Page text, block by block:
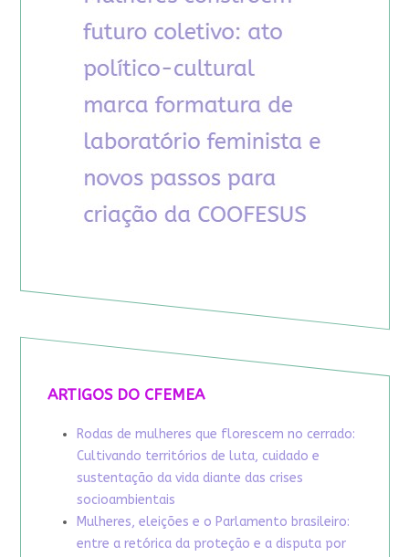
ARTIGOS DO CFEMEA
Rodas de mulheres que florescem no cerrado:
Cultivando territórios de luta, cuidado e
sustentação da vida diante das crises
socioambientais
Mulheres, eleições e o Parlamento brasileiro:
entre a retórica da proteção e a disputa por